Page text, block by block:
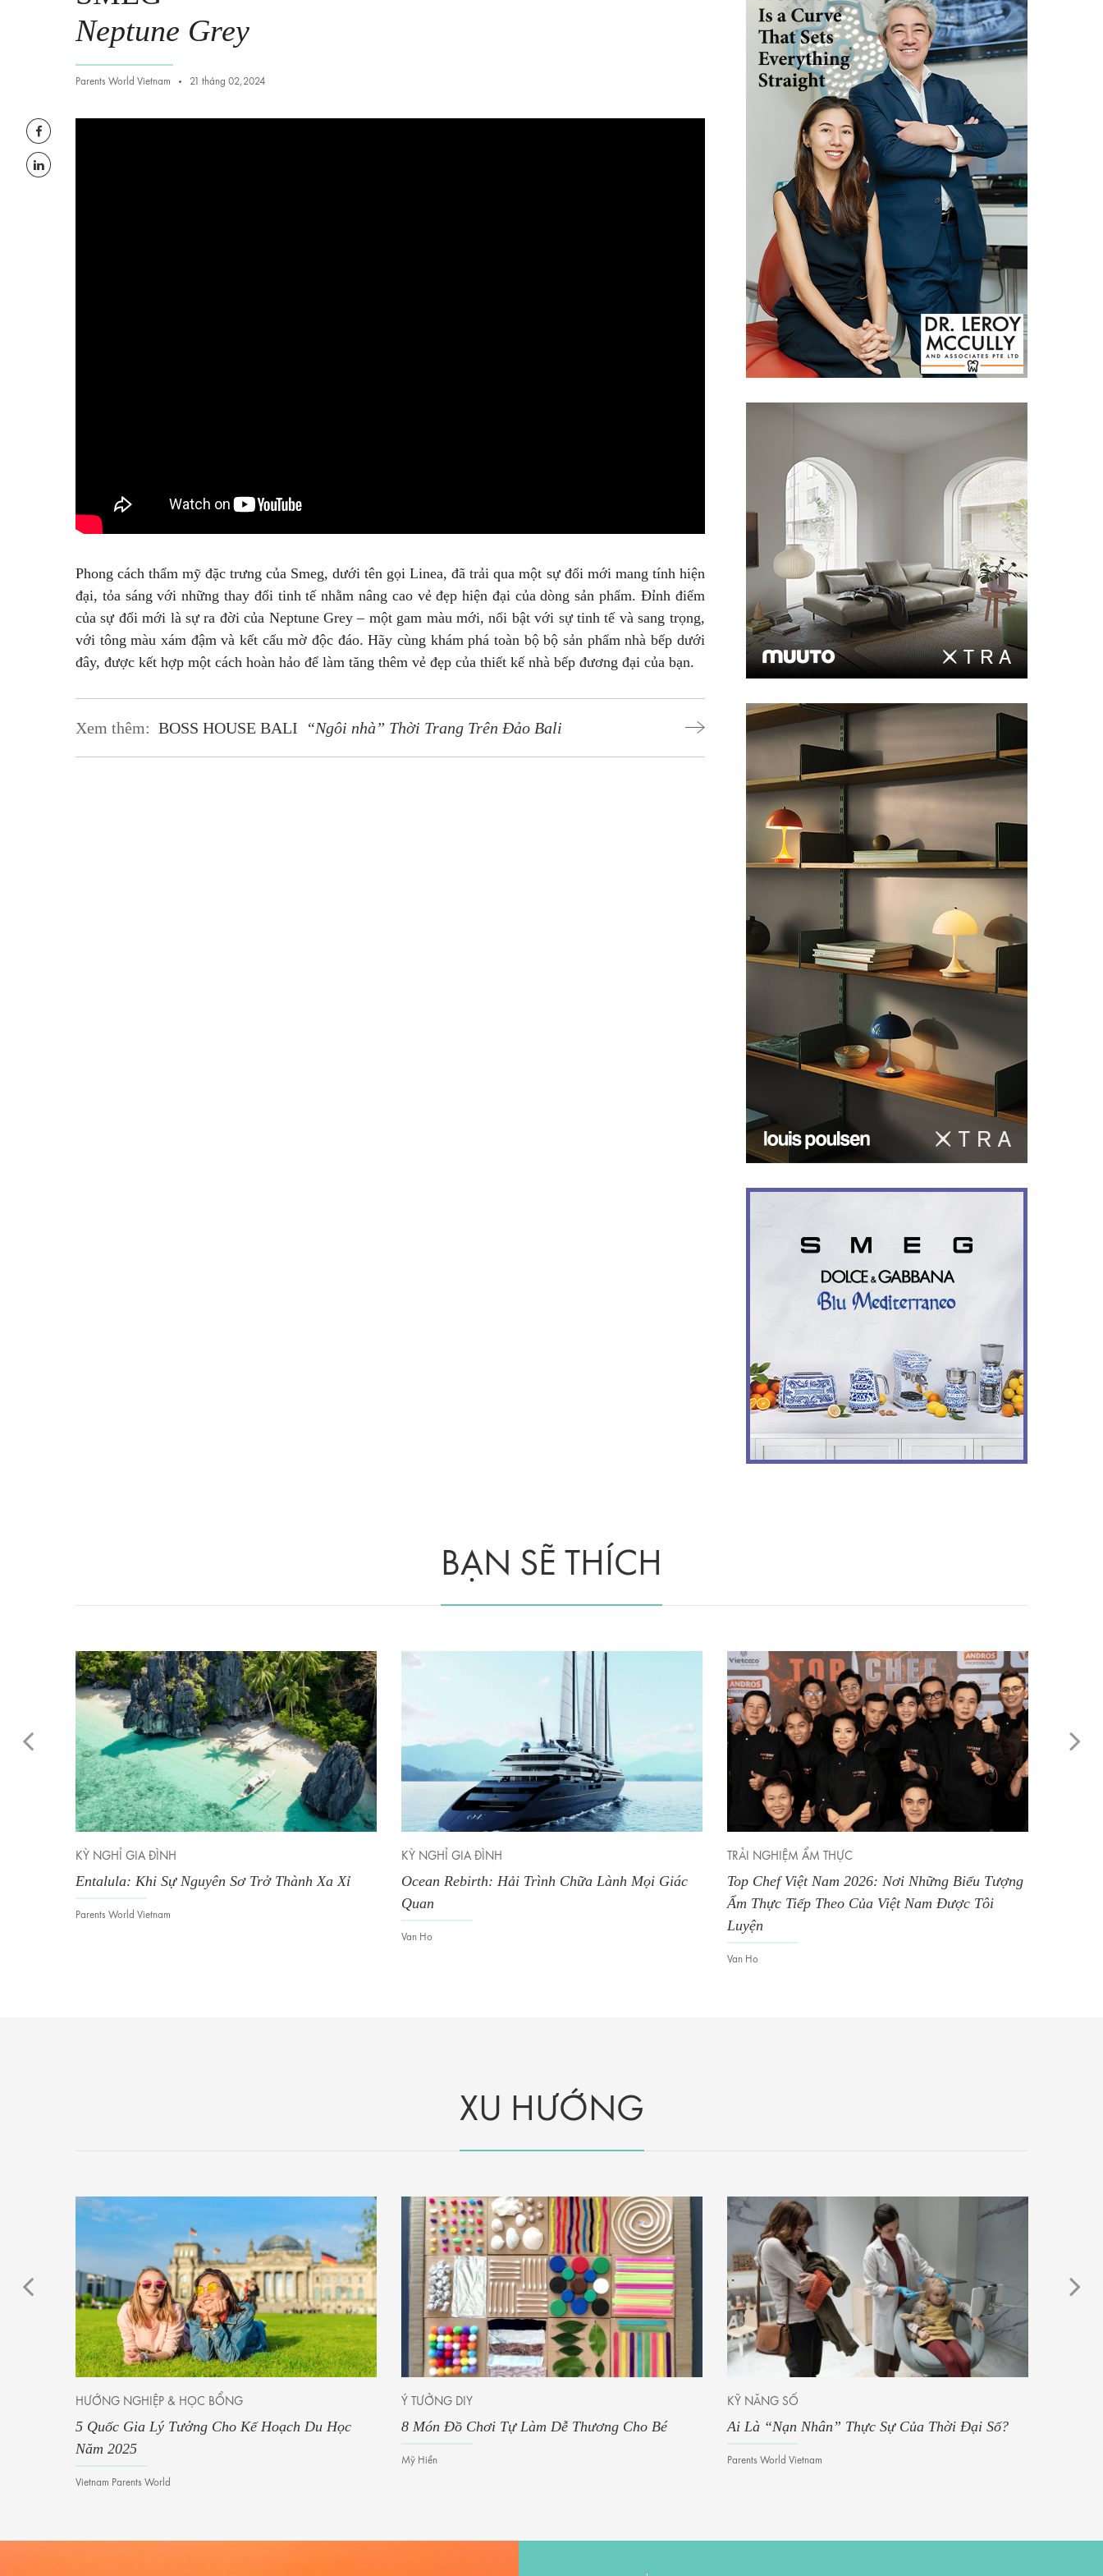
Neptune Grey
Parents World Vietnam 21 tháng 02,2024
Phong cách thẩm mỹ đặc trưng của Smeg, dưới tên gọi Linea, đã trải qua một sự đổi mới mang tính hiện
đại, tỏa sáng với những thay đổi tinh tế nhằm nâng cao vẻ đẹp hiện đại của dòng sản phẩm. Đỉnh điểm
của sự đổi mới là sự ra đời của Neptune Grey – một gam màu mới, nổi bật với sự tinh tế và sang trọng,
với tông màu xám đậm và kết cấu mờ độc đáo. Hãy cùng khám phá toàn bộ bộ sản phẩm nhà bếp dưới
đây, được kết hợp một cách hoàn hảo để làm tăng thêm vẻ đẹp của thiết kế nhà bếp đương đại của bạn.
Xem thêm: BOSS HOUSE BALI “Ngôi nhà” Thời Trang Trên Đảo Bali
BẠN SẼ THÍCH
GIA ĐÌNH
Khi Sự Nguyên Sơ Trở Thành Xa Xỉ
KỲ NGHỈ GIA ĐÌNH
Ocean Rebirth: Hải Trình Chữa Lành Mọi Giác
TRẢI NGHIỆM ẨM THỰC
Top Chef Việt Nam 2026: Nơi Những Biểu Tượng
Ẩm Thực Tiếp Theo Của Việt Nam Được Tôi
Four Seasons Hotel
Vịnh Kalo Livadi
XU HƯỚNG
HƯỚNG NGHIỆP & HỌC BỔNG
5 Quốc Gia Lý Tưởng Cho Kế Hoạch Du Học
Năm 2025
Vietnam Parents World
Ý TƯỞNG DIY
8 Món Đồ Chơi Tự Làm Dễ Thương Cho Bé
Mỹ Hiền
KỸ NĂNG SỐ
Ai Là “Nạn Nhân” Thực Sự Của Thời Đại Số?
Parents World Vietnam